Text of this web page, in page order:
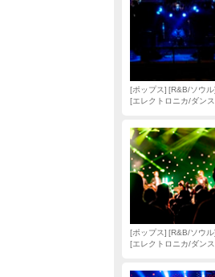
ポップス
R&B/ソウル
エレクトロニカ/ダンス
ポップス
R&B/ソウル
エレクトロニカ/ダンス